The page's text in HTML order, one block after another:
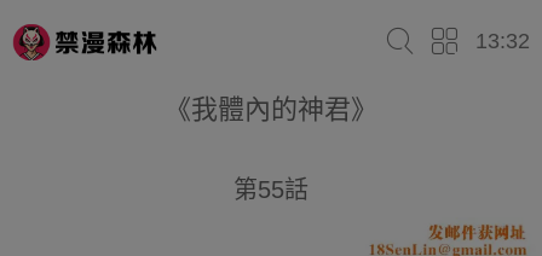
13:32
《我體內的神君》
第55話